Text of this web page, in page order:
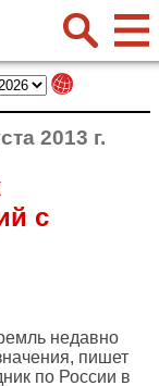
2013 г.
с
недавно
пишет
по России в